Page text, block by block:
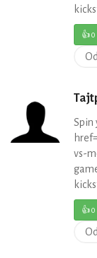
👍0
Spin
vs-
👍0